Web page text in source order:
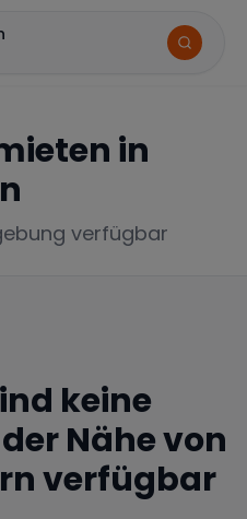
Audi
in
verfügbar
keine
Nähe von
verfügbar